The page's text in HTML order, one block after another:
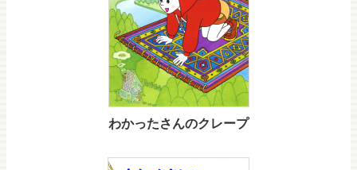
わかったさんのクレープ